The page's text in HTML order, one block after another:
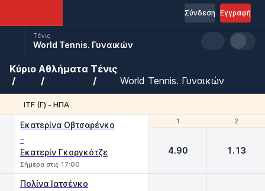
Εγγραφή
Σύνδεση
Τένις
World Tennis. Γυναικών
Κύριο Αθλήματα Τένις
World Tennis. Γυναικών
ITF (Γ) - ΗΠΑ
1 2
Εκατερίνα Οβτσαρένκο
-
Εκατερίν Γκοργκότζε
Σήμερα στις 17:00
1 2
4.90 1.13
Πολίνα Ιατσένκο